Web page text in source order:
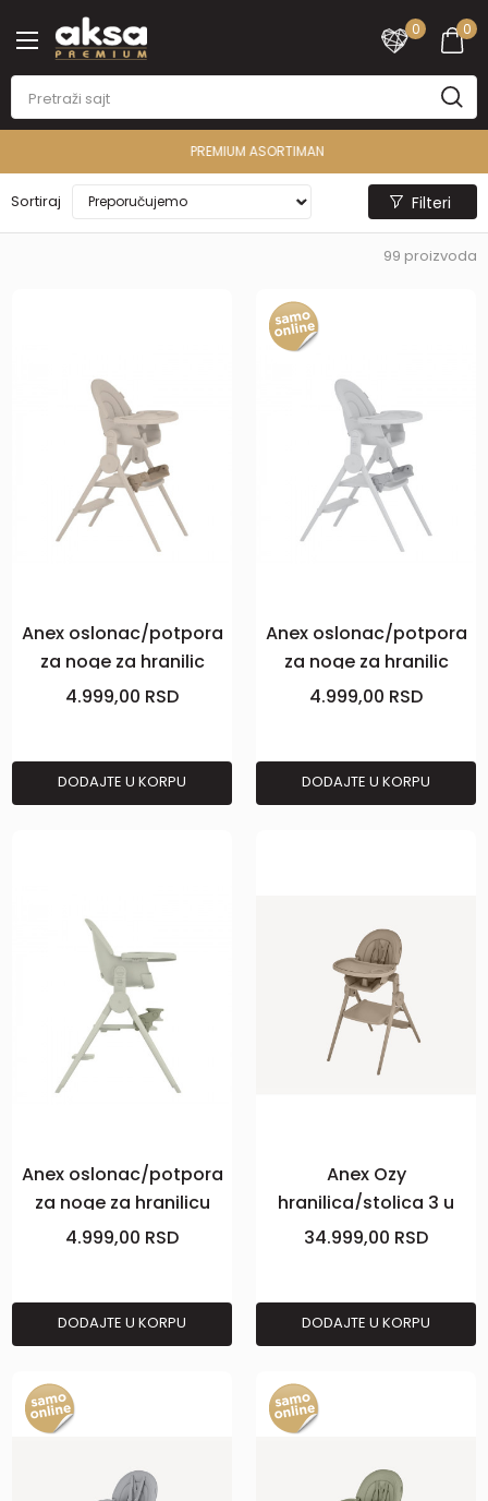
0
0
PREMIUM ASORTIMAN
Sortiraj Filteri
99 proizvoda
Anex oslonac/potpora
za noge za hranilic
Ozy,fluff
4.999,00 RSD
DODAJTE U KORPU
Anex oslonac/potpora
za noge za hranilic
Ozy,shade
4.999,00 RSD
DODAJTE U KORPU
Anex oslonac/potpora
za noge za hranilicu
Ozy,june
4.999,00 RSD
DODAJTE U KORPU
Anex Ozy
hranilica/stolica 3 u
1,Fluff
34.999,00 RSD
DODAJTE U KORPU